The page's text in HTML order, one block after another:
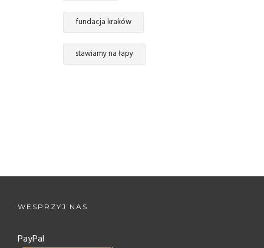
fundacja kraków
stawiamy na łapy
WESPRZYJ NAS
PayPal